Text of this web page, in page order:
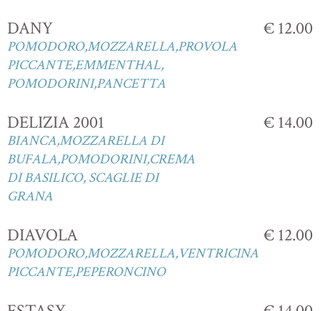
DANY
POMODORO,MOZZARELLA,PROVOLA
PICCANTE,EMMENTHAL,
POMODORINI,PANCETTA
€ 12.00
DELIZIA 2001
BIANCA,MOZZARELLA DI
BUFALA,POMODORINI,CREMA
DI BASILICO, SCAGLIE DI
GRANA
€ 14.00
DIAVOLA
POMODORO,MOZZARELLA,VENTRICINA
PICCANTE,PEPERONCINO
€ 12.00